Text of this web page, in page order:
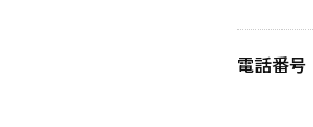
電話番号